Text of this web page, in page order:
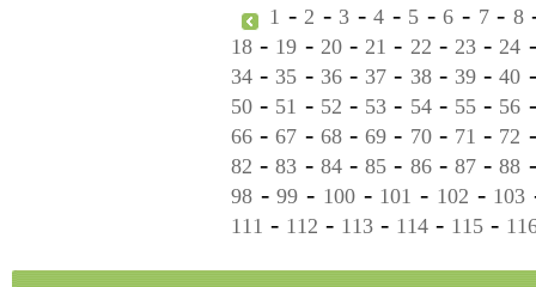
1 -2 - 3 -4 - 5 -6 - 7- 8
18 - 19 - 20-21 - 22 - 23-24
34 - 35 - 36- 37 - 38- 39-40
50 - 51 - 52 - 53 - 54- 55- 56
66 -67 - 68-69 - 70- 71 - 72
82 -83 - 84-85 - 86- 87-88
98 -99 - 100- 101 - 102 - 103
111 - 112 - 113 - 114 - 115 -